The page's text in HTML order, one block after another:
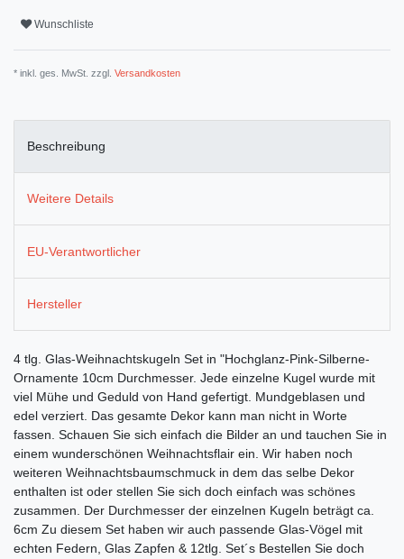
Wunschliste
* inkl. ges. MwSt. zzgl. Versandkosten
Beschreibung
Weitere Details
EU-Verantwortlicher
Hersteller
4 tlg. Glas-Weihnachtskugeln Set in "Hochglanz-Pink-Silberne-
Ornamente 10cm Durchmesser. Jede einzelne Kugel wurde mit
viel Mühe und Geduld von Hand gefertigt. Mundgeblasen und
edel verziert. Das gesamte Dekor kann man nicht in Worte
fassen. Schauen Sie sich einfach die Bilder an und tauchen Sie in
einem wunderschönen Weihnachtsflair ein. Wir haben noch
weiteren Weihnachtsbaumschmuck in dem das selbe Dekor
enthalten ist oder stellen Sie sich doch einfach was schönes
zusammen. Der Durchmesser der einzelnen Kugeln beträgt ca.
6cm Zu diesem Set haben wir auch passende Glas-Vögel mit
echten Federn, Glas Zapfen & 12tlg. Set´s Bestellen Sie doch